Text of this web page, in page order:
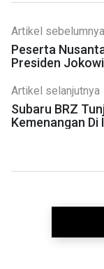
Artikel sebelumnya
Peserta
Presiden
Artikel selanjutnya
Subaru BRZ
Kemenangan